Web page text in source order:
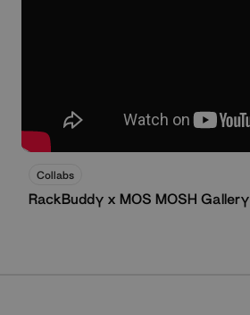
Schau jetzt
Collabs
RackBuddy x MOS MOSH Gallery